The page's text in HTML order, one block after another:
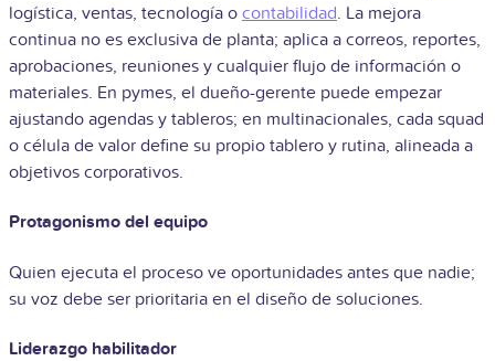
logística, ventas, tecnología o contabilidad. La mejora
continua no es exclusiva de planta; aplica a correos, reportes,
aprobaciones, reuniones y cualquier flujo de información o
materiales. En pymes, el dueño-gerente puede empezar
ajustando agendas y tableros; en multinacionales, cada squad
o célula de valor define su propio tablero y rutina, alineada a
objetivos corporativos.
Protagonismo del equipo
Quien ejecuta el proceso ve oportunidades antes que nadie;
su voz debe ser prioritaria en el diseño de soluciones.
Liderazgo habilitador